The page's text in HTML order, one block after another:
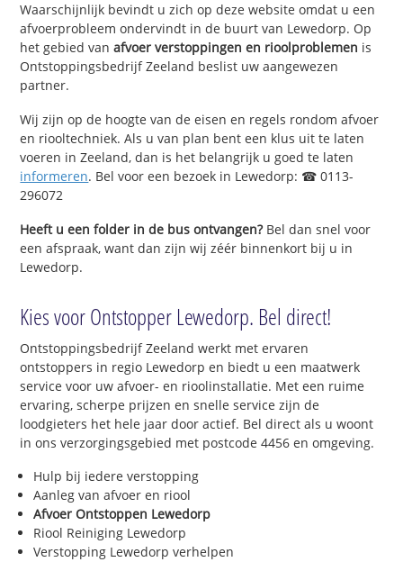
Waarschijnlijk bevindt u zich op deze website omdat u een
afvoerprobleem ondervindt in de buurt van Lewedorp. Op
het gebied vanafvoer verstoppingen en rioolproblemen is
Ontstoppingsbedrijf Zeeland beslist uw aangewezen
partner.
Wij zijn op de hoogte van de eisen en regels rondom afvoer
en riooltechniek. Als u van plan bent een klus uit te laten
voeren in Zeeland, dan is het belangrijk u goed te laten
informeren. Bel voor een bezoek in Lewedorp: ☎ 0113-
296072
Heeft u een folder in de bus ontvangen?Bel dan snel voor
een afspraak, want dan zijn wij zéér binnenkort bij u in
Lewedorp.
Kies voor Ontstopper Lewedorp. Bel direct!
Ontstoppingsbedrijf Zeeland werkt met ervaren
ontstoppers in regio Lewedorp en biedt u een maatwerk
service voor uw afvoer- en rioolinstallatie. Met een ruime
ervaring, scherpe prijzen en snelle service zijn de
loodgieters het hele jaar door actief. Bel direct als u woont
in ons verzorgingsgebied met postcode 4456 en omgeving.
Hulp bij iedere verstopping
Aanleg van afvoer en riool
Afvoer Ontstoppen Lewedorp
Riool Reiniging Lewedorp
Verstopping Lewedorp verhelpen